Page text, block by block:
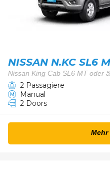
NISSAN N.KC SL6
Nissan King Cab SL6 MT oder
2 Passagiere
Manual
2 Doors
Mehr